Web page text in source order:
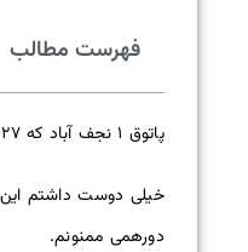
فهرست مطالب
پاتوق ۱ نجف آباد که ۲۷ ام آذر مهمون دانشگاه سمیه و دانشجو های با اخلاقش بود.
خیلی دوست داشتم این
دورهمی ممنونم.